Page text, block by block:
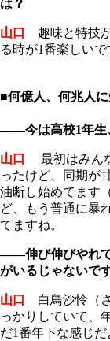
は？
山口
趣味と特技
る時が1番楽しいで
■何億人、何兆人
――今は高校1年生
山口
最初はみん
ったけど、同期が
油断し始めてます
ど、もう普通に暴
てますね。
――伸び伸びやれて
がいるじゃないで
山口
白鳥沙怜（
っかりしていて、
だ1番年下な感じ